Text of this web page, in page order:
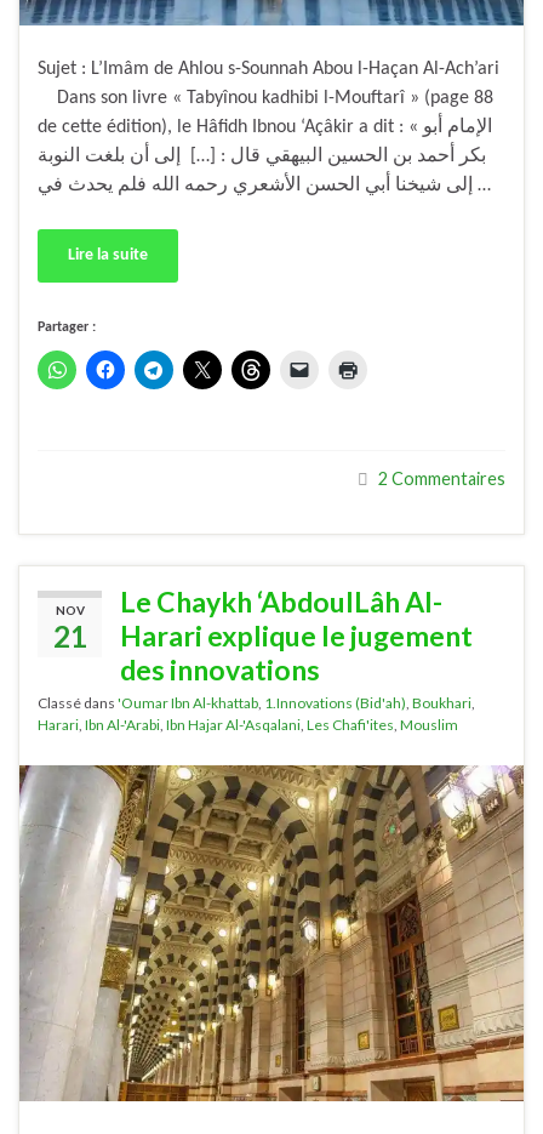
Sujet : L’Imâm de Ahlou s-Sounnah Abou l-Haçan Al-Ach’ari
Dans son livre « Tabyînou kadhibi l-Mouftarî » (page 88
de cette édition), le Hâfidh Ibnou ‘Açâkir a dit : « الإمام أبو
بكر أحمد بن الحسين البيهقي قال : […] إلى أن بلغت النوبة
إلى شيخنا أبي الحسن الأشعري رحمه الله فلم يحدث في …
Lire la suite
Partager :
2 Commentaires
NOV
21
Le Chaykh ‘AbdoulLâh Al-
Harari explique le jugement
des innovations
Classé dans 'Oumar Ibn Al-khattab 1.Innovations (Bid'ah) Boukhari
Harari Ibn Al-'Arabi Ibn Hajar Al-'Asqalani Les Chafi'ites Mouslim